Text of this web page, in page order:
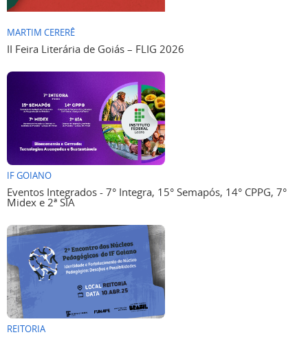
MARTIM CERERÊ
II Feira Literária de Goiás – FLIG 2026
IF GOIANO
Eventos Integrados - 7° Integra, 15° Semapós, 14° CPPG, 7°
Midex e 2ª SIA
REITORIA